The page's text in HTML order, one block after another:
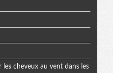
cheveux au vent dans les